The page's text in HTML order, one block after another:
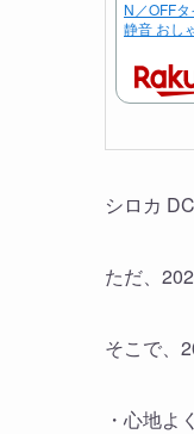
N／OFF
静音 おし
シロカ
ただ、
そこで、
・心地よ